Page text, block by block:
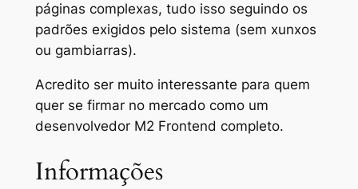
páginas complexas, tudo isso seguindo os
padrões exigidos pelo sistema (sem xunxos
ou gambiarras).
Acredito ser muito interessante para quem
quer se firmar no mercado como um
desenvolvedor M2 Frontend completo.
Informações